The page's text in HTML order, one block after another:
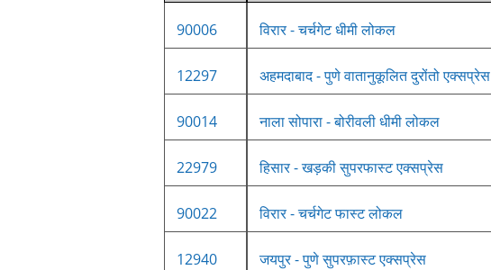
90006 विरार - चर्चगेट धीमी लोकल
12297 अहमदाबाद - पुणे वातानुकूलित दुरोंतो एक्सप्रेस
90014 नाला सोपारा - बोरीवली धीमी लोकल
22979 हिसार - खड़की सुपरफास्ट एक्सप्रेस
90022 विरार - चर्चगेट फास्ट लोकल
12940 जयपुर - पुणे सुपरफ़ास्ट एक्सप्रेस